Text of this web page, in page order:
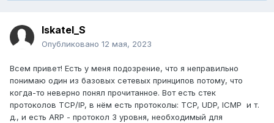
Iskatel_S
Опубликовано 12 мая, 2023
Всем привет! Есть у меня подозрение, что я неправильно
понимаю один из базовых сетевых принципов потому, что
когда-то неверно понял прочитанное. Вот есть стек
протоколов TCP/IP, в нём есть протоколы: TCP, UDP, ICMP и т.
д., и есть ARP - протокол 3 уровня, необходимый для